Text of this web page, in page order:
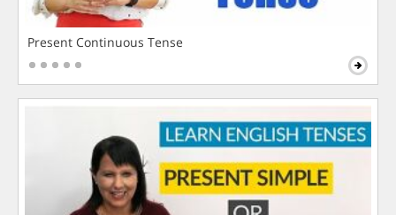
Present Continuous Tense